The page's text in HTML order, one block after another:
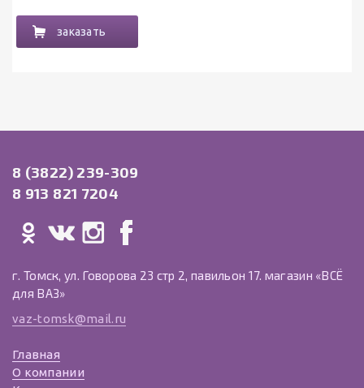
заказать
8 (3822) 239-309
8 913 821 7204
г. Томск, ул. Говорова 23 стр 2, павильон 17. магазин «ВСЁ
для ВАЗ»
vaz-tomsk@mail.ru
Главная
О компании